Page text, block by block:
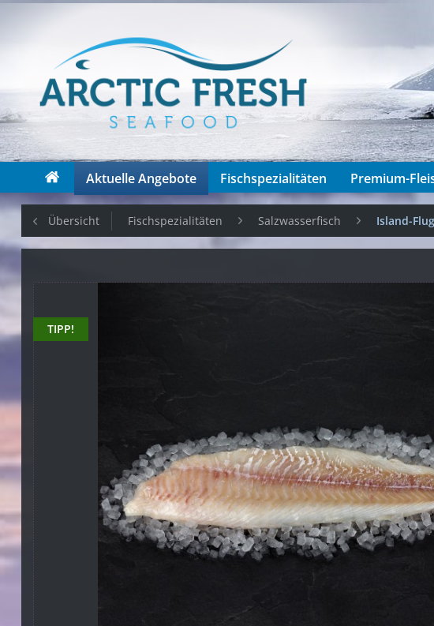
Aktuelle Angebote Fischspezialitäten Premium-
Übersicht Fischspezialitäten Salzwasserfisch Island-
TIPP!